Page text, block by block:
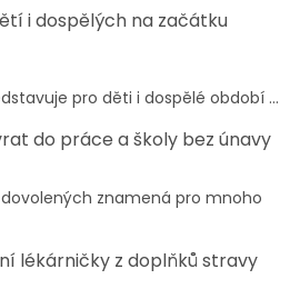
i dospělých na začátku
pro děti i dospělé období ...
do práce a školy bez únavy
znamená pro mnoho
lékárničky z doplňků stravy